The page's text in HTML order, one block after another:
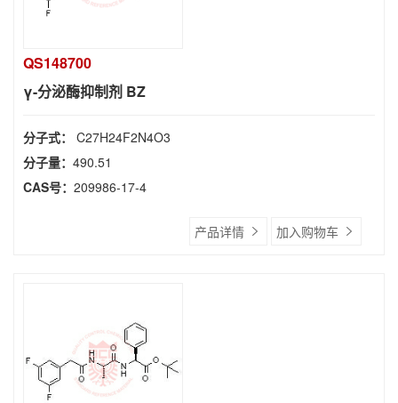
QS148700
γ-分泌酶抑制剂 BZ
分子式： C27H24F2N4O3
分子量： 490.51
CAS号： 209986-17-4
产品详情 加入购物车